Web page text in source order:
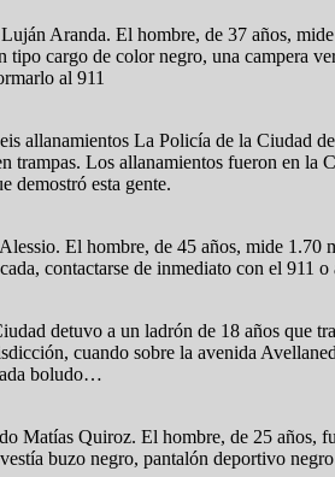
Aranda. El hombre, de 37 años,
cargo de color negro, una campera
al 911
allanamientos La Policía de la Ciudad
trampas. Los allanamientos fueron en
demostró esta gente.
El hombre, de 45 años, mide 1.70
contactarse de inmediato con el
detuvo a un ladrón de 18 años que
cuando sobre la avenida
boludo…
Matías Quiroz. El hombre, de 25
buzo negro, pantalón deportivo